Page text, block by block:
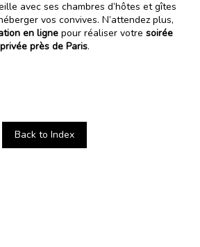
avec ses chambres d’hôtes et gîtes
vos convives. N’attendez plus,
en ligne pour réaliser votre soirée
privée près de Paris.
Back to Index